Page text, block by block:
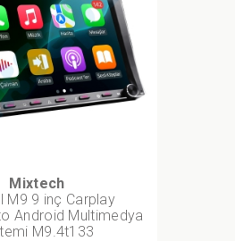
Mixtech
M9 9 inç Carplay
Android Multimedya
M9.4t133